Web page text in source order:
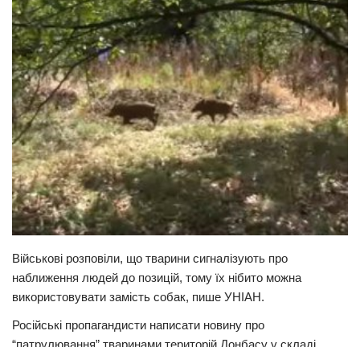
Прикарпаття
Економіка
Політика
Світ
Цікаво
Наука
Технології
Історії
Рецепти
Привітання
Військові розповіли, що тварини сигналізують про
наближення людей до позицій, тому їх нібито можна
використовувати замість собак, пише УНІАН.
Російські пропагандисти написати новину про
“патрулювання” тваринами територій Донбасу у складі